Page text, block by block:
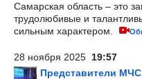
Самарская область – это
трудолюбивые и
сильным характером.
28 ноября 2025 19:57
Представители